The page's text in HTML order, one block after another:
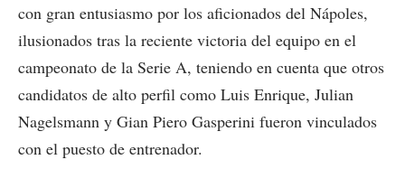
con gran entusiasmo por los aficionados del Nápoles,
ilusionados tras la reciente victoria del equipo en el
campeonato de la Serie A, teniendo en cuenta que otros
candidatos de alto perfil como Luis Enrique, Julian
Nagelsmann y Gian Piero Gasperini fueron vinculados
con el puesto de entrenador.